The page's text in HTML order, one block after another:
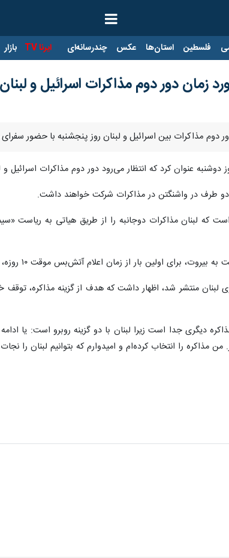
فلسطین استان‌ها عکس چندرسانه‌ای ایرنا TV بازار
زمان دور دوم مذاکرات اسرائیل و لبنان
دوم مذاکرات بین اسرائیل و لبنان روز پنجشنبه با حضور
دو طرف در واشنگتن در مذاکرات شرکت خواهند داشت.
است که لبنان مذاکرات دوجانبه را از طریق هیاتی به
اعلام آتش‌بس موقت ۱۰ روزه، با عون و نبیه بری، رئیس پارلمان لبنان دیدار کرد.
لبنان منتشر شد، اظهار داشت که هدف از گزینه مذاکره،
دیگری جدا است زیرا لبنان با دو گزینه روبرو است: یا
مذاکره را انتخاب کرده‌ام و امیدوارم که بتوانیم لبنان را